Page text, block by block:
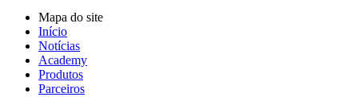
Mapa do site
Início
Notícias
Academy
Produtos
Parceiros